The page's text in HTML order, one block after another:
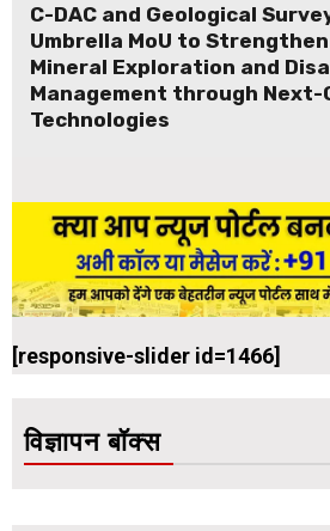
C-DAC and Geological
Umbrella MoU to
Mineral Exploration and
Management through
Technologies
[responsive-slider id=1466]
विज्ञापन बॉक्स